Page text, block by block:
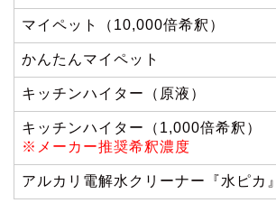
マイペット（10,000倍希釈）
かんたんマイペット
キッチンハイター（原液）
キッチンハイター（1,000倍希釈）
※メーカー推奨希釈濃度
アルカリ電解水クリーナー『水ピカ』